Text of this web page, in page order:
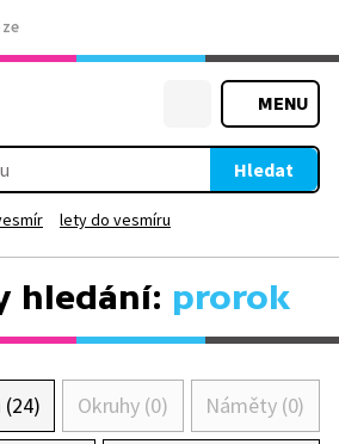
MENU
Hledat
lety do vesmíru
hledání: prorok
(24) Okruhy (0) Náměty (0)